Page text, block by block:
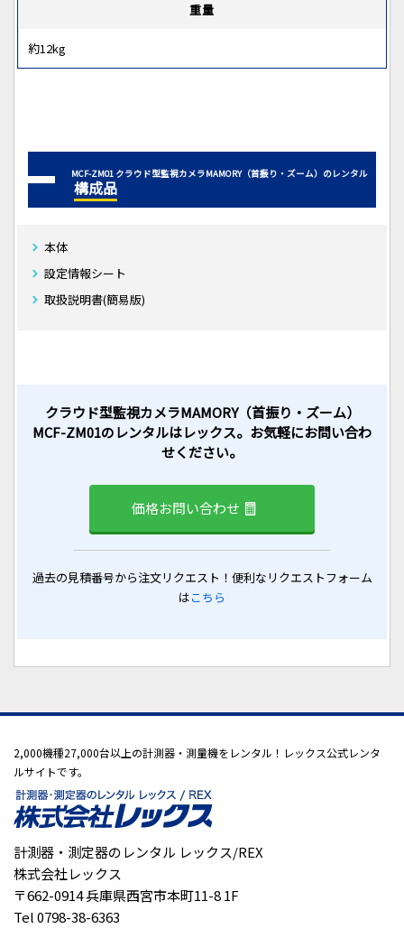
重量
約12kg
MCF-ZM01 クラウド型監視カメラMAMORY（首振り・ズーム）のレンタル
構成品
本体
設定情報シート
取扱説明書(簡易版)
クラウド型監視カメラMAMORY（首振り・ズーム）
MCF-ZM01のレンタルはレックス。お気軽にお問い合わ
せください。
価格お問い合わせ
過去の見積番号から注文リクエスト！便利なリクエストフォーム
はこちら
2,000機種27,000台以上の計測器・測量機をレンタル！レックス公式レンタ
ルサイトです。
計測器・測定器のレンタル レックス/REX
株式会社レックス
〒662-0914 兵庫県西宮市本町11-8 1F
Tel 0798-38-6363